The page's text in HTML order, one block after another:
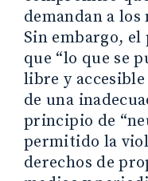
demandan a
Sin embargo,
que “lo que se
libre y
de una
principio de
permitido la
derechos de